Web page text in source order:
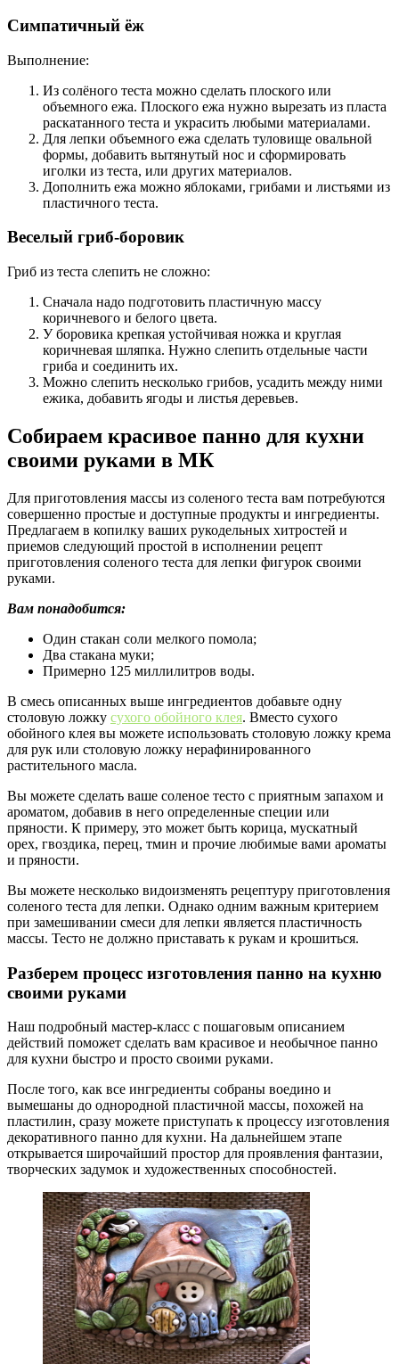
Симпатичный ёж
Выполнение:
Из солёного теста можно сделать плоского или
объемного ежа. Плоского ежа нужно вырезать из пласта
раскатанного теста и украсить любыми материалами.
Для лепки объемного ежа сделать туловище овальной
формы, добавить вытянутый нос и сформировать
иголки из теста, или других материалов.
Дополнить ежа можно яблоками, грибами и листьями из
пластичного теста.
Веселый гриб-боровик
Гриб из теста слепить не сложно:
Сначала надо подготовить пластичную массу
коричневого и белого цвета.
У боровика крепкая устойчивая ножка и круглая
коричневая шляпка. Нужно слепить отдельные части
гриба и соединить их.
Можно слепить несколько грибов, усадить между ними
ежика, добавить ягоды и листья деревьев.
Собираем красивое панно для кухни
своими руками в МК
Для приготовления массы из соленого теста вам потребуются
совершенно простые и доступные продукты и ингредиенты.
Предлагаем в копилку ваших рукодельных хитростей и
приемов следующий простой в исполнении рецепт
приготовления соленого теста для лепки фигурок своими
руками.
Вам понадобится:
Один стакан соли мелкого помола;
Два стакана муки;
Примерно 125 миллилитров воды.
В смесь описанных выше ингредиентов добавьте одну
столовую ложку сухого обойного клея. Вместо сухого
обойного клея вы можете использовать столовую ложку крема
для рук или столовую ложку нерафинированного
растительного масла.
Вы можете сделать ваше соленое тесто с приятным запахом и
ароматом, добавив в него определенные специи или
пряности. К примеру, это может быть корица, мускатный
орех, гвоздика, перец, тмин и прочие любимые вами ароматы
и пряности.
Вы можете несколько видоизменять рецептуру приготовления
соленого теста для лепки. Однако одним важным критерием
при замешивании смеси для лепки является пластичность
массы. Тесто не должно приставать к рукам и крошиться.
Разберем процесс изготовления панно на кухню
своими руками
Наш подробный мастер-класс с пошаговым описанием
действий поможет сделать вам красивое и необычное панно
для кухни быстро и просто своими руками.
После того, как все ингредиенты собраны воедино и
вымешаны до однородной пластичной массы, похожей на
пластилин, сразу можете приступать к процессу изготовления
декоративного панно для кухни. На дальнейшем этапе
открывается широчайший простор для проявления фантазии,
творческих задумок и художественных способностей.